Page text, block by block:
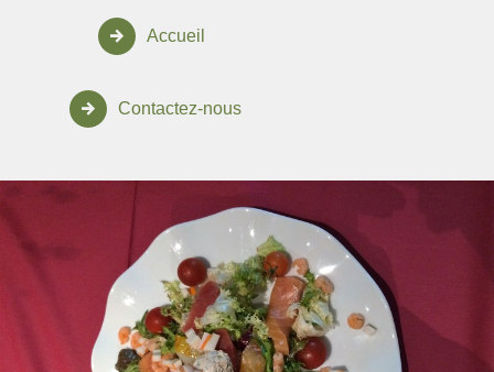
Accueil
Contactez-nous